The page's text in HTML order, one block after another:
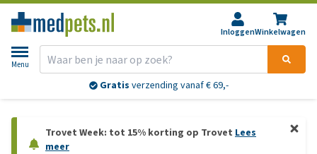
InloggenWinkelwagen
Menu
Gratis verzending vanaf € 69,-
Trovet Week: tot 15% korting op Trovet Lees
meer